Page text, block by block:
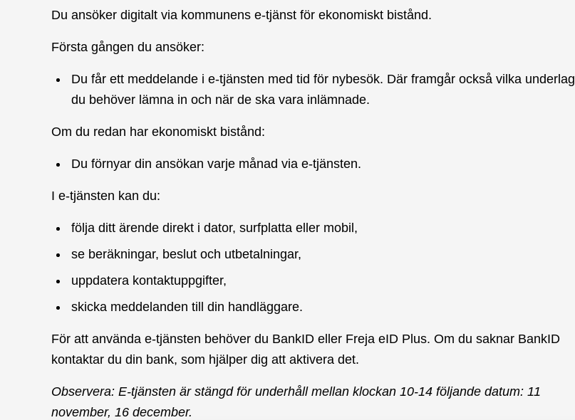
Du ansöker digitalt via kommunens e-tjänst för ekonomiskt bistånd.
Första gången du ansöker:
Du får ett meddelande i e-tjänsten med tid för nybesök. Där framgår också vilka underlag
du behöver lämna in och när de ska vara inlämnade.
Om du redan har ekonomiskt bistånd:
Du förnyar din ansökan varje månad via e-tjänsten.
I e-tjänsten kan du:
följa ditt ärende direkt i dator, surfplatta eller mobil,
se beräkningar, beslut och utbetalningar,
uppdatera kontaktuppgifter,
skicka meddelanden till din handläggare.
För att använda e-tjänsten behöver du BankID eller Freja eID Plus. Om du saknar BankID
kontaktar du din bank, som hjälper dig att aktivera det.
Observera: E-tjänsten är stängd för underhåll mellan klockan 10-14 följande datum: 11
november, 16 december.